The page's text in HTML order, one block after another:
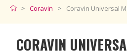
Coravin Coravin Universal
CORAVIN